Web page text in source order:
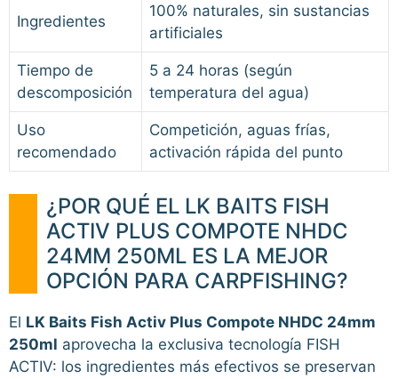
Ingredientes
100% naturales, sin sustancias
artificiales
Tiempo de
descomposición
5 a 24 horas (según
temperatura del agua)
Uso
recomendado
Competición, aguas frías,
activación rápida del punto
¿POR QUÉ EL LK BAITS FISH
ACTIV PLUS COMPOTE NHDC
24MM 250ML ES LA MEJOR
OPCIÓN PARA CARPFISHING?
El LK Baits Fish Activ Plus Compote NHDC 24mm
250ml aprovecha la exclusiva tecnología FISH
ACTIV: los ingredientes más efectivos se preservan